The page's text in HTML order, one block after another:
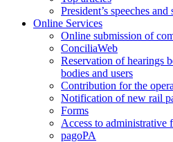
President’s speeches and
Online Services
Online submission of
ConciliaWeb
Reservation of hearings
bodies and users
Contribution for the
Notification of new rail
Forms
Access to administrative
pagoPA